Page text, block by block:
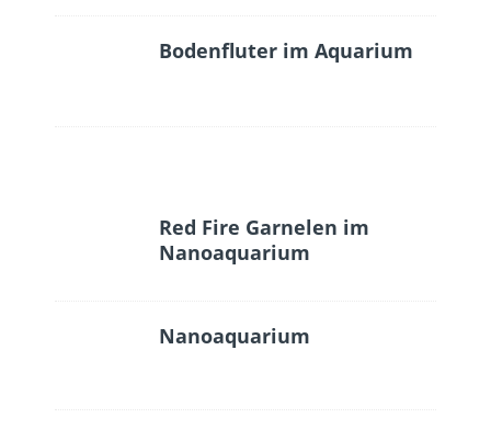
Bodenfluter im Aquarium
Red Fire Garnelen im
Nanoaquarium
Nanoaquarium